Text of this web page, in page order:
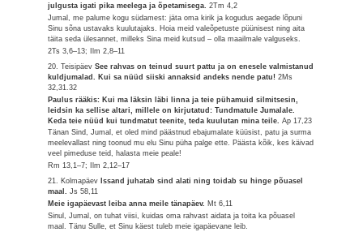
julgusta igati pika meelega ja õpetamisega.2Tm 4,2
Jumal, me palume kogu südamest: jäta oma kirik ja kogudus aegade lõpuni
Sinu sõna ustavaks kuulutajaks. Hoia meid valeõpetuste püünisest ning aita
täita seda ülesannet, milleks Sina meid kutsud – olla maailmale valguseks.
2Ts 3,6–13; Ilm 2,8–11
20. TeisipäevSee rahvas on teinud suurt pattu ja on enesele valmistanud
kuldjumalad. Kui sa nüüd siiski annaksid andeks nende patu!2Ms
32,31.32
Paulus rääkis: Kui ma läksin läbi linna ja teie pühamuid silmitsesin,
leidsin ka sellise altari, millele on kirjutatud: Tundmatule Jumalale.
Keda teie nüüd kui tundmatut teenite, teda kuulutan mina teile.Ap 17,23
Tänan Sind, Jumal, et oled mind päästnud ebajumalate küüsist, patu ja surma
meelevallast ning toonud mu elu Sinu püha palge ette. Päästa kõik, kes käivad
veel pimeduse teid, halasta meie peale!
Rm 13,1–7; Ilm 2,12–17
21. Kolmapäev Issand juhatab sind alati ning toidab su hinge põuasel
maal.Js 58,11
Meie igapäevast leiba anna meile tänapäev. Mt 6,11
Sinul, Jumal, on tuhat viisi, kuidas oma rahvast aidata ja toita ka põuasel
maal. Tänu Sulle, et Sinu käest tuleb meie igapäevane leib.